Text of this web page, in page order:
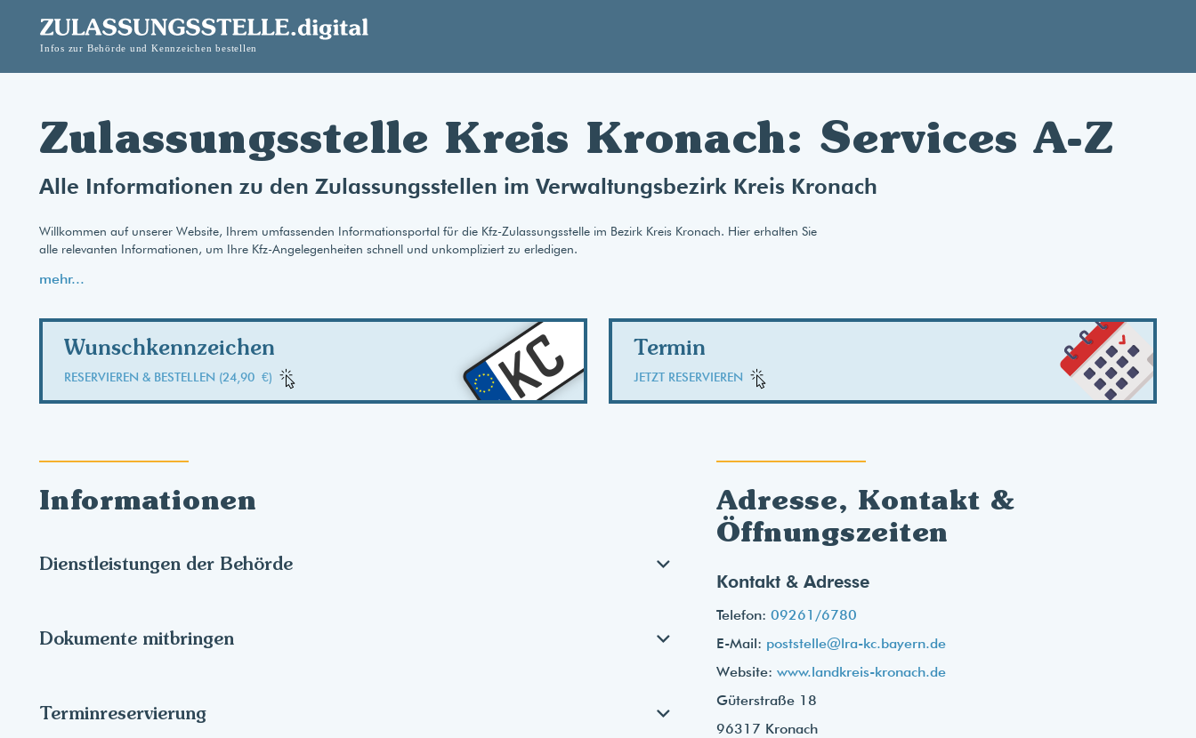
Zulassungsstelle Kreis Kronach: Services A-Z
Alle Informationen zu den Zulassungsstellen im Verwaltungsbezirk Kreis Kronach
Willkommen auf unserer Website, Ihrem umfassenden Informationsportal für die Kfz-Zulassungsstelle im Bezirk Kreis Kronach. Hier erhalten Sie
alle relevanten Informationen, um Ihre Kfz-Angelegenheiten schnell und unkompliziert zu erledigen.
mehr...
Wunschkennzeichen
RESERVIEREN & BESTELLEN (24,90 €) KC
ABTermin
JETZT RESERVIEREN
Informationen
Dienstleistungen der Behörde
Dokumente mitbringen
Terminreservierung
Adresse, Kontakt &
Öffnungszeiten
Kontakt & Adresse
Telefon: 09261/6780
E-Mail: poststelle@lra-kc.bayern.de
Website: www.landkreis-kronach.de
Güterstraße 18
96317 Kronach